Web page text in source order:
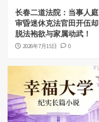
长春二道法院：当事人庭
审昏迷休克法官田开伍却
脱法袍欲与家属动武！
2026年7月15日 0